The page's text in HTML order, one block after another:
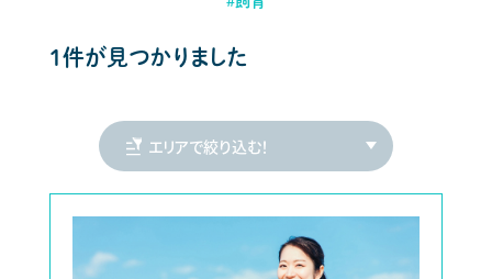
1件が見つかりました